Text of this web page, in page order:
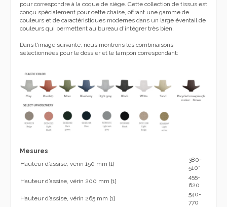
pour correspondre à la coque de siège. Cette collection de tissus est
conçu spécialement pour cette chaise, offrant une gamme de
couleurs et de caractéristiques modernes dans un large éventail de
couleurs qui permettent au bureau d'intégrer très bien.
Dans l'image suivante, nous montrons les combinaisons
sélectionnées pour le dossier et le tampon correspondant:
Mesures
Hauteur d’assise, vérin 150 mm [1]
380-
510*
Hauteur d’assise, vérin 200 mm [1]
455-
620
Hauteur d’assise, vérin 265 mm [1]
540-
770